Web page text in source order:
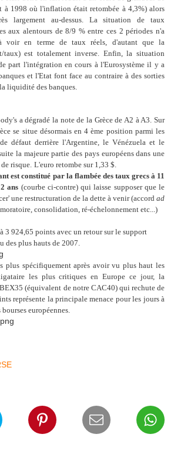
à 1998 où l'inflation était retombée à 4,3%) alors
largement au-dessus. La situation de taux
aux alentours de 8/9 % entre ces 2 périodes n'a
voir en terme de taux réels, d'autant que la
taux) est totalement inverse. Enfin, la situation
part l'intégration en cours à l'Eurosystème il y a
et l'Etat font face au contraire à des sorties
liquidité des banques.
a dégradé la note de la Grèce de A2 à A3. Sur
se situe désormais en 4 ème position parmi les
défaut derrière l'Argentine, le Vénézuela et le
la majeure partie des pays européens dans une
risque. L'euro retombe sur 1,33 $.
est constitué par la flambée des taux grecs à 11
ans (courbe ci-contre) qui laisse supposer que le
une restructuration de la dette à venir (accord ad
consolidation, ré-échelonnement etc...)
3 924,65 points avec un retour sur le support
des plus hauts de 2007.
plus spécifiquement après avoir vu plus haut les
les plus critiques en Europe ce jour, la
(équivalent de notre CAC40) qui rechute de
représente la principale menace pour les jours à
européennes.